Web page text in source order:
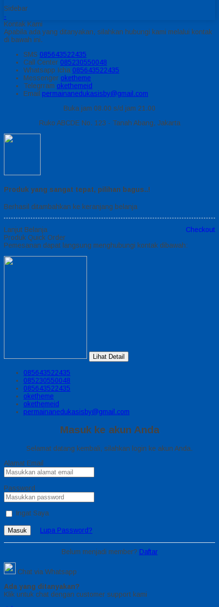
Sidebar
-
Kontak Kami
Apabila ada yang ditanyakan, silahkan hubungi kami melalui kontak
di bawah ini.
SMS 085643522435
Call Center 085230550048
Whatsapp Icha 085643522435
Messenger oketheme
Telegrram okethemeid
Email permainanedukasisby@gmail.com
Buka jam 08.00 s/d jam 21.00
Ruko ABCDE No. 123 - Tanah Abang, Jakarta
Produk yang sangat tepat, pilihan bagus..!
Berhasil ditambahkan ke keranjang belanja
Lanjut Belanja
Checkout
Produk Quick Order
Pemesanan dapat langsung menghubungi kontak dibawah:
Lihat Detail
085643522435
085230550048
085643522435
oketheme
okethemeid
permainanedukasisby@gmail.com
Masuk ke akun Anda
Selamat datang kembali, silahkan login ke akun Anda.
Alamat Email
Password
Ingat Saya
Masuk Lupa Password?
Belum menjadi member? Daftar
Chat via Whatsapp
Ada yang ditanyakan?
Klik untuk chat dengan customer support kami